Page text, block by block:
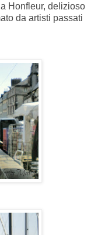
Honfleur, delizioso
da artisti passati